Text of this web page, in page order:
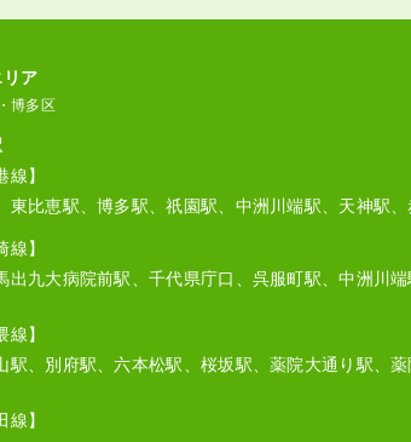
ア
博多区
線】
東比恵駅、博多駅、祇園駅、中洲川端駅、天神駅
線】
出九大病院前駅、千代県庁口、呉服町駅、中洲川端
線】
駅、別府駅、六本松駅、桜坂駅、薬院大通り駅、
線】